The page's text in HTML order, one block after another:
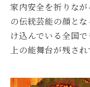
家内安全を祈りな
の伝統芸能の顔と
け込んでいる全国
上の能舞台が残され